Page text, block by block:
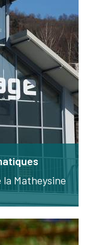
Matheysine